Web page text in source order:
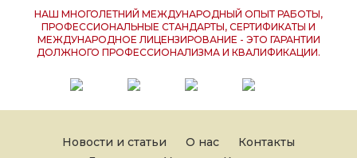
НАШ МНОГОЛЕТНИЙ МЕЖДУНАРОДНЫЙ ОПЫТ РАБОТЫ,
ПРОФЕССИОНАЛЬНЫЕ СТАНДАРТЫ, СЕРТИФИКАТЫ И
МЕЖДУНАРОДНОЕ ЛИЦЕНЗИРОВАНИЕ - ЭТО ГАРАНТИИ
ДОЛЖНОГО ПРОФЕССИОНАЛИЗМА И КВАЛИФИКАЦИИ.
Новости и статьи О нас
Контакты